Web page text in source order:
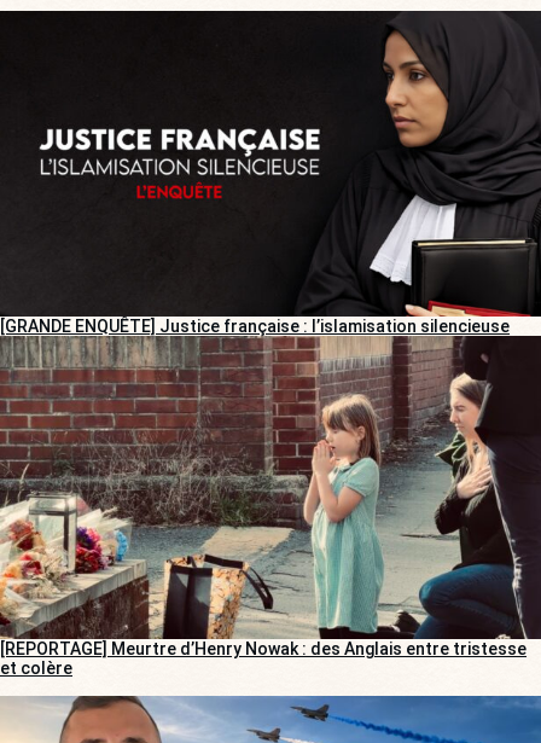
[GRANDE ENQUÊTE] Justice française : l’islamisation silencieuse
[REPORTAGE] Meurtre d’Henry Nowak : des Anglais entre tristesse
et colère